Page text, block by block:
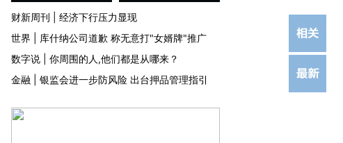
财新周刊
经济下行压力显现
世界
库什纳公司道歉 称无意打"女婿牌"推广
数字说
你周围的人,他们都是从哪来？
金融
银监会进一步防风险 出台押品管理指引